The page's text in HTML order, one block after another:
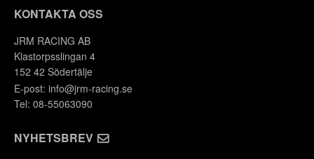
KONTAKTA OSS
JRM RACING AB
Klastorpsslingan 4
152 42 Södertälje
E-post: info@jrm-racing.se
Tel: 08-55063090
NYHETSBREV